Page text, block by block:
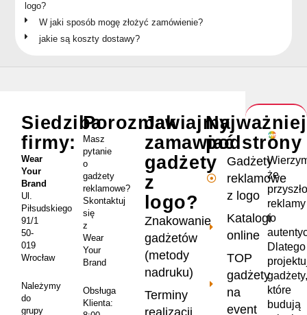
logo?
W jaki sposób mogę złożyć zamówienie?
jakie są koszty dostawy?
że
reklamy
to
Dlatego
gadżety,
które
budują
podstrony
Gadżety
reklamowe
z logo
Katalogi
online
TOP
gadżety
na
event
Jak
zamawiać
gadżety
z
logo?
Znakowanie
gadżetów
(metody
nadruku)
Terminy
realizacji
Porozmawiajmy
Masz
pytanie
o
gadżety
reklamowe?
Skontaktuj
się
z
Wear
Your
Brand
Obsługa
Klienta:
Siedziba
firmy:
Wear
Your
Brand
Ul.
Piłsudskiego
91/1
50-
019
Wrocław
Należymy
do
grupy